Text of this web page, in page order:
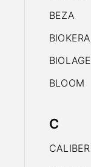
BEZA
BIOKERA
BIOLAGE
BLOOM
C
CALIBER